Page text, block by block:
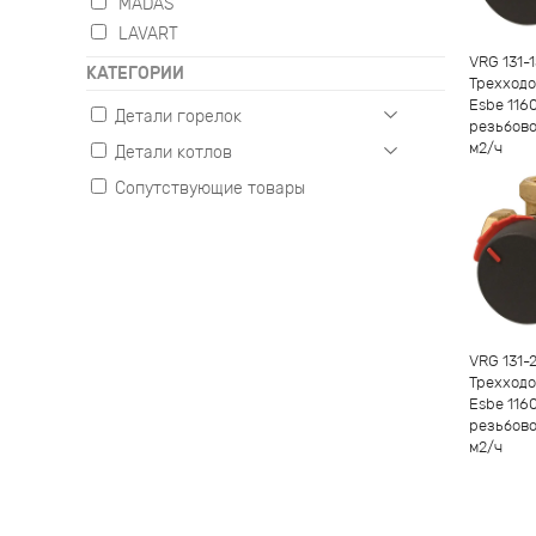
MADAS
LAVART
КАТЕГОРИИ
Детали горелок
Газовые
Жидкотопливные
Детали котлов
Настенные
Сопутствующие товары
VRG 131-
Esbe
м2/ч
VRG 131-
Esbe
м2/ч